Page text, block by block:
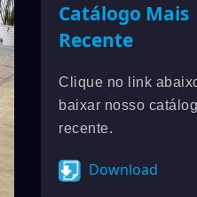
Catálogo Mais
Recente
Clique no link
baixar nosso
recente.
Download